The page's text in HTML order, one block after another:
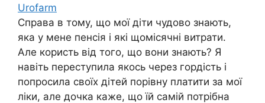
Urofarm
Справа в тому, що мої діти чудово знають,
яка у мене пенсія і які щомісячні витрати.
Але користь від того, що вони знають? Я
навіть переступила якось через гордість і
попросила своїх дітей порівну платити за мої
ліки, але дочка каже, що їй самій потрібна